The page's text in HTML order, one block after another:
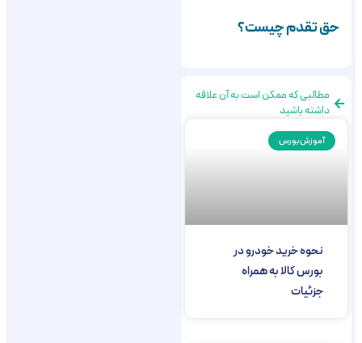
حق تقدم چیست؟
مطالبی که ممکن است به آن علاقه
داشته باشید
آموزش بورس
نحوه خرید خودرو در
بورس کالا به همراه
جزئیات